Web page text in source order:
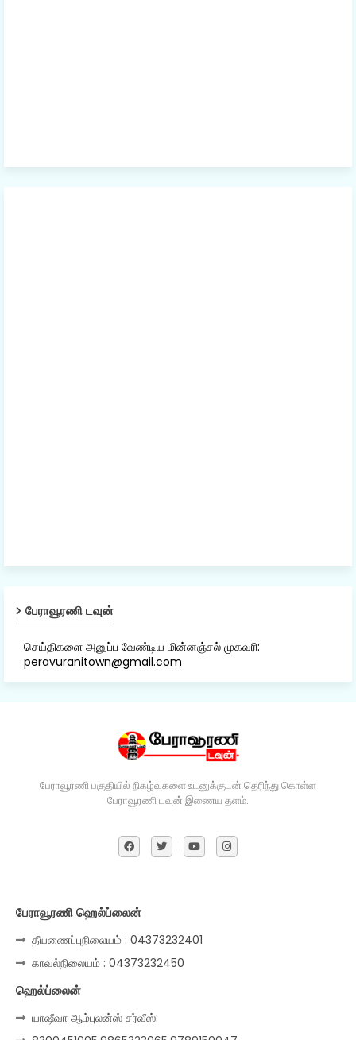
பேராவூரணி டவுன்
செய்திகளை அனுப்ப வேண்டிய மின்னஞ்சல் முகவரி:
peravuranitown@gmail.com
பேராவூரணி பகுதியில் நிகழ்வுகளை உடனுக்குடன் தெரிந்து கொள்ள
பேராவூரணி டவுன் இணைய தளம்.
பேராவூரணி ஹெல்ப்லைன்
தீயணைப்புநிலையம் : 04373232401
காவல்நிலையம் : 04373232450
ஹெல்ப்லைன்
யாஷீவா ஆம்புலன்ஸ் சர்வீஸ்: